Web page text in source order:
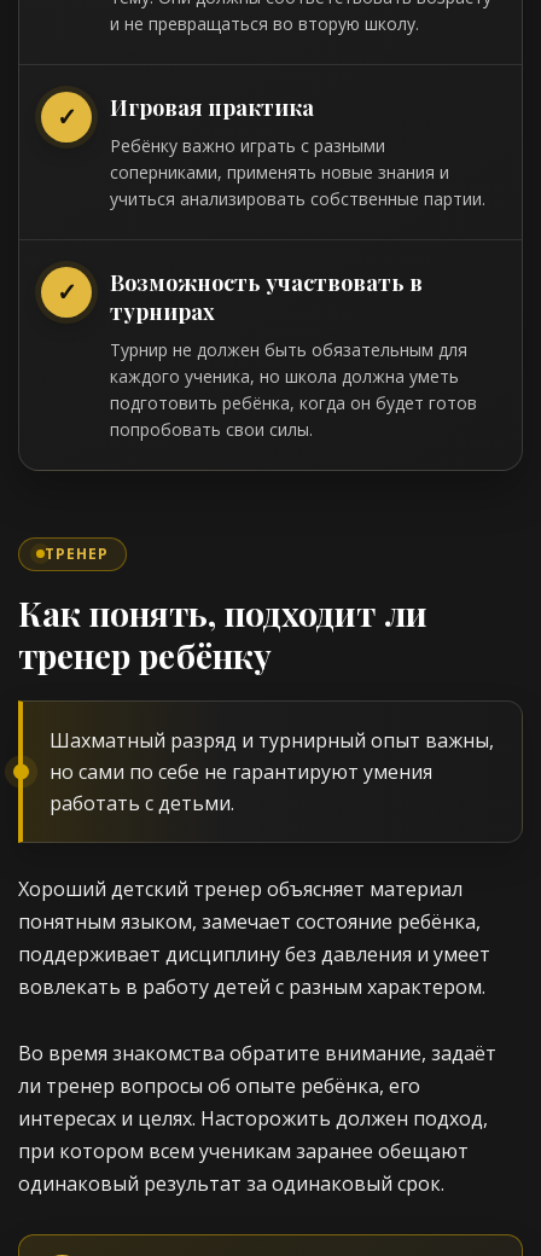
и не превращаться во вторую школу.
✓ Игровая практика
Ребёнку важно играть с разными
соперниками, применять новые знания и
учиться анализировать собственные партии.
✓
Возможность участвовать в
турнирах
Турнир не должен быть обязательным для
каждого ученика, но школа должна уметь
подготовить ребёнка, когда он будет готов
попробовать свои силы.
ТРЕНЕР
Как понять, подходит ли
тренер ребёнку
Шахматный разряд и турнирный опыт важны,
но сами по себе не гарантируют умения
работать с детьми.
Хороший детский тренер объясняет материал
понятным языком, замечает состояние ребёнка,
поддерживает дисциплину без давления и умеет
вовлекать в работу детей с разным характером.
Во время знакомства обратите внимание, задаёт
ли тренер вопросы об опыте ребёнка, его
интересах и целях. Насторожить должен подход,
при котором всем ученикам заранее обещают
одинаковый результат за одинаковый срок.